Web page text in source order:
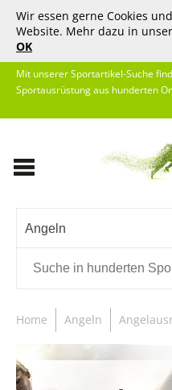
Wir essen gerne Cookies
Website. Mehr dazu in
OK
Mit unserer Sportartikel-Suche
Sportausrüstung aus hunderten
Angeln
Home Angeln